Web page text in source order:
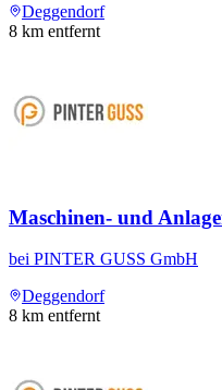
Deggendorf
8 km entfernt
Maschinen- und
bei PINTER GUSS GmbH
Deggendorf
8 km entfernt